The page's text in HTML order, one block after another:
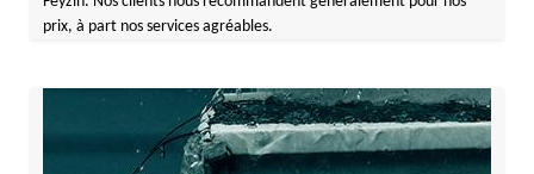
prix, à part nos services agréables.